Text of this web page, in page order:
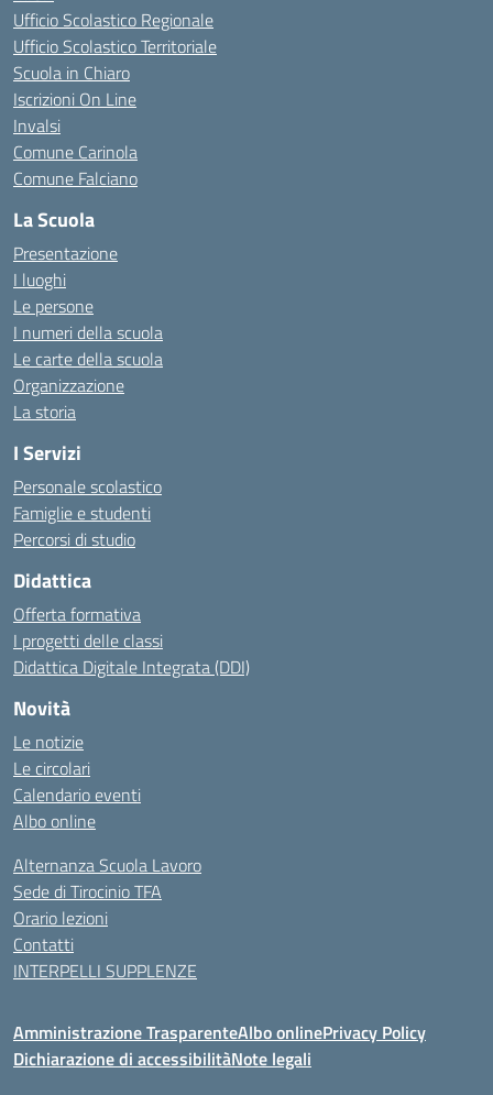
Ufficio Scolastico Regionale
Ufficio Scolastico Territoriale
Scuola in Chiaro
Iscrizioni On Line
Invalsi
Comune Carinola
Comune Falciano
La Scuola
Presentazione
I luoghi
Le persone
I numeri della scuola
Le carte della scuola
Organizzazione
La storia
I Servizi
Personale scolastico
Famiglie e studenti
Percorsi di studio
Didattica
Offerta formativa
I progetti delle classi
Didattica Digitale Integrata (DDI)
Novità
Le notizie
Le circolari
Calendario eventi
Albo online
Alternanza Scuola Lavoro
Sede di Tirocinio TFA
Orario lezioni
Contatti
INTERPELLI SUPPLENZE
Amministrazione TrasparenteAlbo onlinePrivacy Policy
Dichiarazione di accessibilitàNote legali